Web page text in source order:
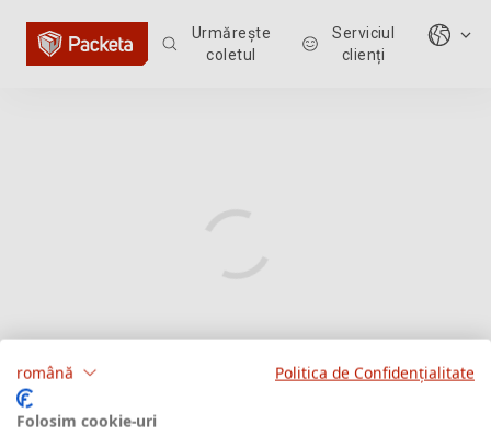
Urmărește
coletul
Serviciul
clienți
română Politica de Confidențialitate
Folosim cookie-uri